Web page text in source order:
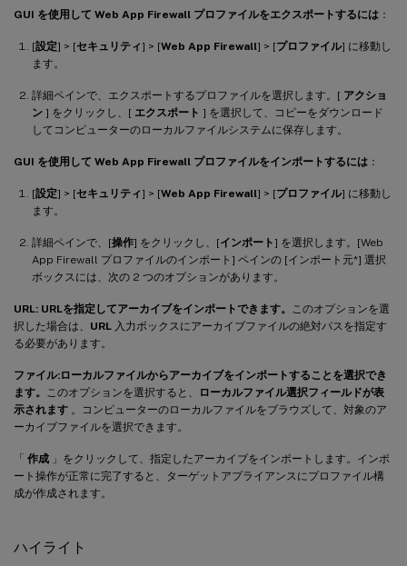
GUI を使用して Web App Firewall プロファイルをエクスポートするには ：
[設定] > [セキュリティ ] > [Web App Firewall] > [プロファイル] に移動し
ます。
詳細ペインで、エクスポートするプロファイルを選択します。[ アクショ
ン ] をクリックし、[ エクスポート ] を選択して、コピーをダウンロード
してコンピューターのローカルファイルシステムに保存します。
GUI を使用して Web App Firewall プロファイルをインポートするには ：
[設定] > [セキュリティ ] > [Web App Firewall] > [プロファイル] に移動し
ます。
詳細ペインで、[操作] をクリックし、[インポート ] を選択します。[Web
App Firewall プロファイルのインポート] ペインの [インポート元*] 選択
ボックスには、次の 2 つのオプションがあります。
URL: URLを指定してアーカイブをインポートできます。
このオプションを選
択した場合は、 URL 入力ボックスにアーカイブファイルの絶対パスを指定す
る必要があります。
ファイル:ローカルファイルからアーカイブをインポートすることを選択でき
ます。
このオプションを選択すると、
ローカルファイル選択フィールドが表
示されます 。コンピューターのローカルファイルをブラウズして、対象のア
ーカイブファイルを選択できます。
「 作成 」をクリックして、指定したアーカイブをインポートします。インポ
ート操作が正常に完了すると、ターゲットアプライアンスにプロファイル構
成が作成されます。
ハイライト